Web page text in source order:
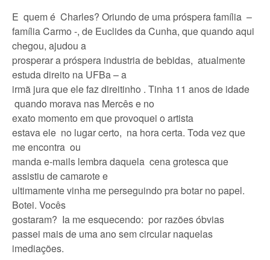
E quem é Charles? Oriundo de uma próspera família –
família Carmo -, de Euclides da Cunha, que quando aqui
chegou, ajudou a
prosperar a próspera industria de bebidas, atualmente
estuda direito na UFBa – a
irmã jura que ele faz direitinho . Tinha 11 anos de idade
quando morava nas Mercês e no
exato momento em que provoquei o artista
estava ele no lugar certo, na hora certa. Toda vez que
me encontra ou
manda e-mails lembra daquela cena grotesca que
assistiu de camarote e
ultimamente vinha me perseguindo pra botar no papel.
Botei. Vocês
gostaram? Ia me esquecendo: por razões óbvias
passei mais de uma ano sem circular naquelas
imediações.